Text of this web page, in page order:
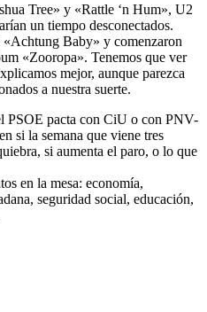
Tree» y «Rattle ‘n Hum», U2
un tiempo desconectados.
«Achtung Baby» y comenzaron
«Zooropa». Tenemos que ver
mejor, aunque parezca
a nuestra suerte.
PSOE pacta con CiU o con PNV-
si la semana que viene tres
si aumenta el paro, o lo que
en la mesa: economía,
seguridad social, educación,